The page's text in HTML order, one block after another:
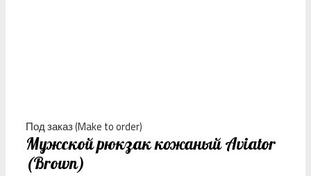
Под заказ (Make to order)
Мужской рюкзак кожаный Aviator
(Brown)